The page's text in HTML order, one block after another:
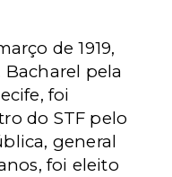
de 1919,
Bacharel pela
foi
do STF pelo
general
foi eleito